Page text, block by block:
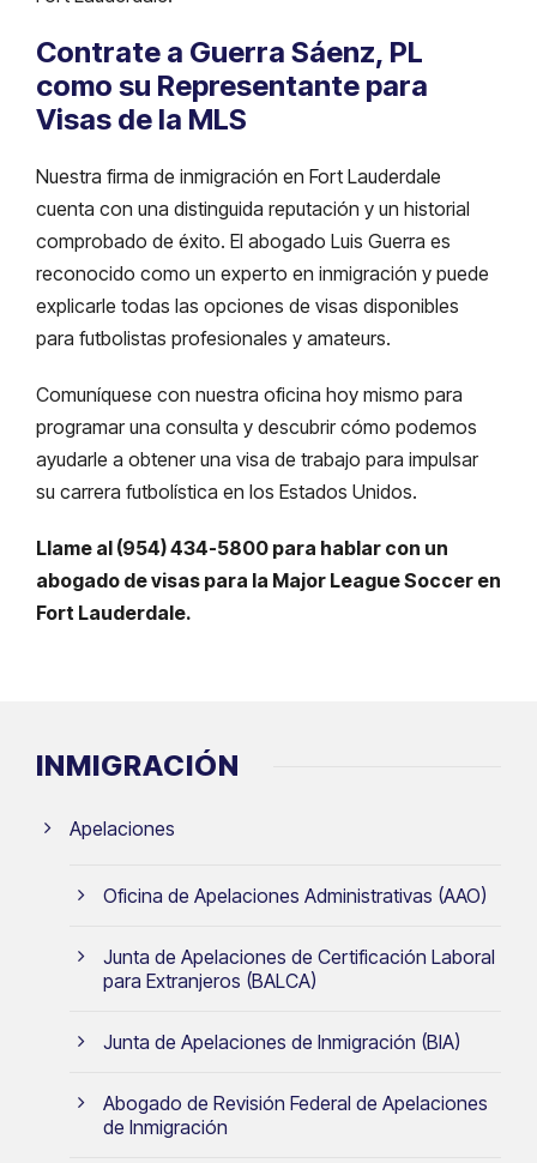
Contrate a Guerra Sáenz, PL
como su Representante para
Visas de la MLS
Nuestra firma de inmigración en Fort Lauderdale
cuenta con una distinguida reputación y un historial
comprobado de éxito. El abogado Luis Guerra es
reconocido como un experto en inmigración y puede
explicarle todas las opciones de visas disponibles
para futbolistas profesionales y amateurs.
Comuníquese con nuestra oficina hoy mismo para
programar una consulta y descubrir cómo podemos
ayudarle a obtener una visa de trabajo para impulsar
su carrera futbolística en los Estados Unidos.
Llame al (954) 434-5800 para hablar con un
abogado de visas para la Major League Soccer en
Fort Lauderdale.
INMIGRACIÓN
Apelaciones
Oficina de Apelaciones Administrativas (AAO)
Junta de Apelaciones de Certificación Laboral
para Extranjeros (BALCA)
Junta de Apelaciones de Inmigración (BIA)
Abogado de Revisión Federal de Apelaciones
de Inmigración